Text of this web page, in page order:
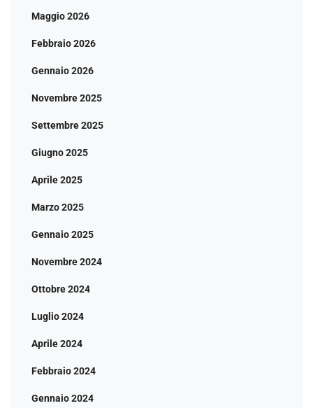
Maggio 2026
Febbraio 2026
Gennaio 2026
Novembre 2025
Settembre 2025
Giugno 2025
Aprile 2025
Marzo 2025
Gennaio 2025
Novembre 2024
Ottobre 2024
Luglio 2024
Aprile 2024
Febbraio 2024
Gennaio 2024